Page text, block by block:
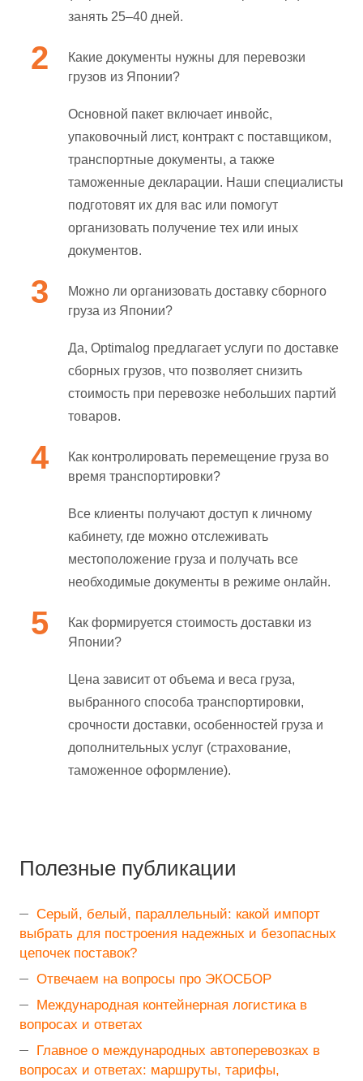
занять 25–40 дней.
Какие документы нужны для перевозки
грузов из Японии?
Основной пакет включает инвойс,
упаковочный лист, контракт с поставщиком,
транспортные документы, а также
таможенные декларации. Наши специалисты
подготовят их для вас или помогут
организовать получение тех или иных
документов.
Можно ли организовать доставку сборного
груза из Японии?
Да, Optimalog предлагает услуги по доставке
сборных грузов, что позволяет снизить
стоимость при перевозке небольших партий
товаров.
Как контролировать перемещение груза во
время транспортировки?
Все клиенты получают доступ к личному
кабинету, где можно отслеживать
местоположение груза и получать все
необходимые документы в режиме онлайн.
Как формируется стоимость доставки из
Японии?
Цена зависит от объема и веса груза,
выбранного способа транспортировки,
срочности доставки, особенностей груза и
дополнительных услуг (страхование,
таможенное оформление).
Полезные публикации
Серый, белый, параллельный: какой импорт
выбрать для построения надежных и безопасных
цепочек поставок?
Отвечаем на вопросы про ЭКОСБОР
Международная контейнерная логистика в
вопросах и ответах
Главное о международных автоперевозках в
вопросах и ответах: маршруты, тарифы,